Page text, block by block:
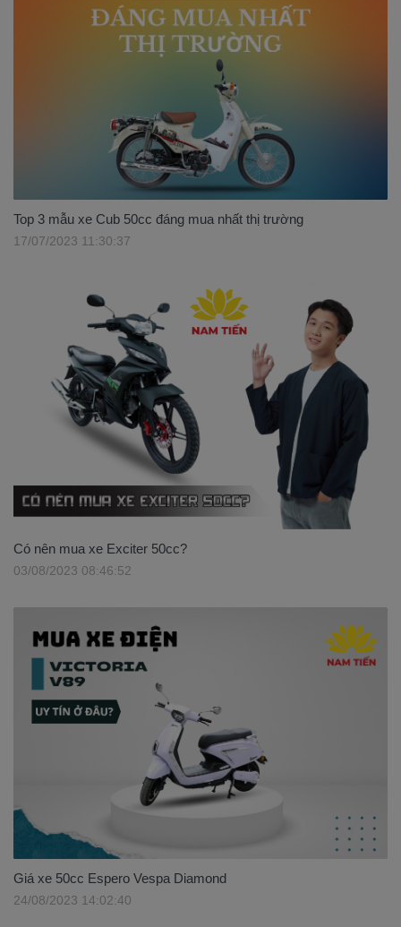
Top 3 mẫu xe Cub 50cc đáng mua nhất thị trường
17/07/2023 11:30:37
Có nên mua xe Exciter 50cc?
03/08/2023 08:46:52
Giá xe 50cc Espero Vespa Diamond
24/08/2023 14:02:40